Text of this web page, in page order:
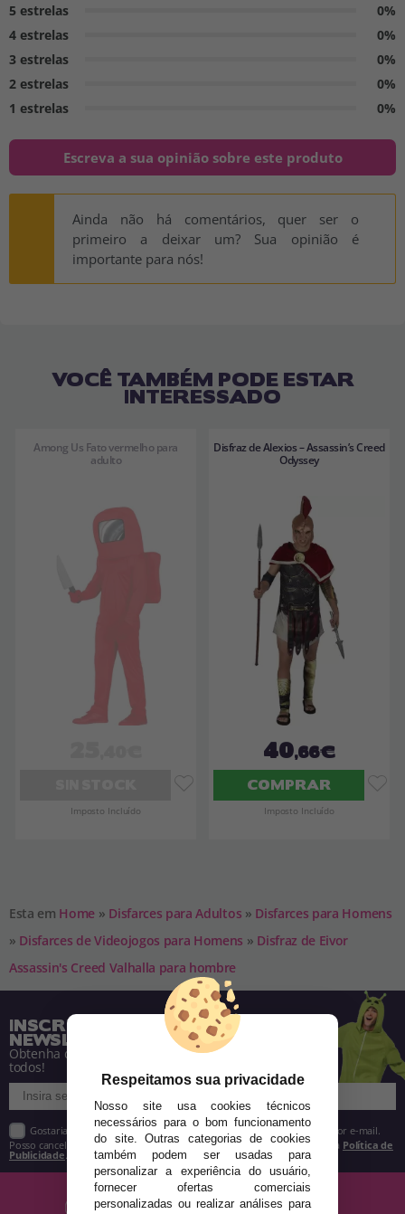
5 estrelas
0%
4 estrelas
0%
3 estrelas
0%
2 estrelas
0%
1 estrelas
0%
Escreva a sua opinião sobre este produto
Ainda não há comentários, quer ser o
primeiro a deixar um? Sua opinião é
importante para nós!
VOCÊ TAMBÉM PODE ESTAR
INTERESSADO
Among Us Fato vermelho para
adulto
Imposto Incluído
Disfraz de Alexios – Assassin’s Creed
Odyssey
40,66€
COMPRAR
Imposto Incluído
Esta em Home » Disfarces para Adultos » Disfarces para Homens
» Disfarces de Videojogos para Homens » Disfraz de Eivor
Assassin's Creed Valhalla para hombre
INSCREVA-SE NA NOSSA
NEWSLETTER
Obtenha descontos e saiba de tudo antes de
todos!
Gostaria de receber descontos exclusivos, novidades e tendências por e-mail.
Posso cancelar a inscrição a qualquer momento, conforme estipulado na Política de
Publicidade
Respeitamos sua privacidade
Nosso site usa cookies técnicos
necessários para o bom funcionamento
do site. Outras categorias de cookies
também podem ser usadas para
personalizar a experiência do usuário,
fornecer ofertas comerciais
personalizadas ou realizar análises para